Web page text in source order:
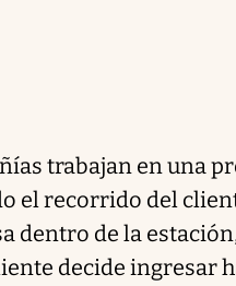
trabajan en una
el recorrido del
dentro de la
decide ingresar